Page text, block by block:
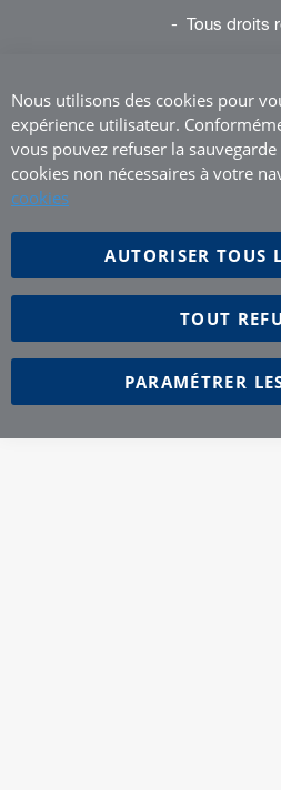
Tous droits
Nous utilisons des cookies pour
expérience utilisateur.
vous pouvez refuser la
cookies non nécessaires à votre
cookies
AUTORISER TOUS
TOUT
PARAMÉTRER